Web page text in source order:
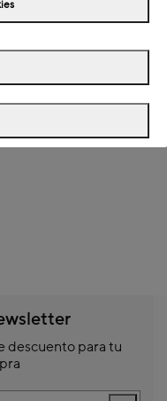
descuento para tu